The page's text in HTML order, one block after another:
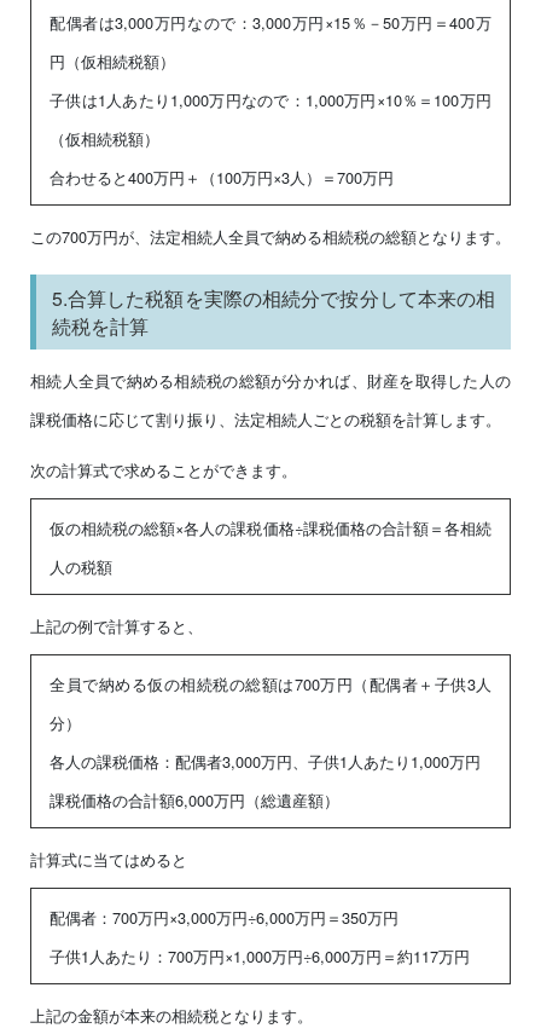
配偶者は3,000万円なので：3,000万円×15％－50万円＝400万
円（仮相続税額）
子供は1人あたり1,000万円なので：1,000万円×10％＝100万円
（仮相続税額）
合わせると400万円＋（100万円×3人）＝700万円
この700万円が、法定相続人全員で納める相続税の総額となります。
5.合算した税額を実際の相続分で按分して本来の相
続税を計算
相続人全員で納める相続税の総額が分かれば、財産を取得した人の
課税価格に応じて割り振り、法定相続人ごとの税額を計算します。
次の計算式で求めることができます。
仮の相続税の総額×各人の課税価格÷課税価格の合計額＝各相続
人の税額
上記の例で計算すると、
全員で納める仮の相続税の総額は700万円（配偶者＋子供3人
分）
各人の課税価格：配偶者3,000万円、子供1人あたり1,000万円
課税価格の合計額6,000万円（総遺産額）
計算式に当てはめると
配偶者：700万円×3,000万円÷6,000万円＝350万円
子供1人あたり：700万円×1,000万円÷6,000万円＝約117万円
上記の金額が本来の相続税となります。